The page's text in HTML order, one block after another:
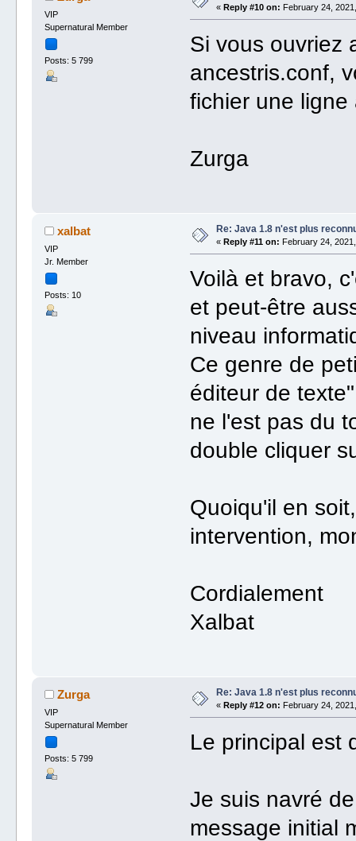
VIP
Supernatural Member
Posts: 5 799
« Reply #10 on: February 24,
Si vous ouvriez
ancestris.conf,
fichier une
Zurga
xalbat
VIP
Jr. Member
Posts: 10
Re: Java 1.8 n'est plus
« Reply #11 on: February 24,
Voilà et bravo,
et peut-être
niveau
Ce genre de
éditeur de
ne l'est pas du
double cliquer
Quoiqu'il en
intervention,
Cordialement
Xalbat
Zurga
VIP
Supernatural Member
Posts: 5 799
Re: Java 1.8 n'est plus
« Reply #12 on: February 24,
Le principal est
Je suis navré
message initial